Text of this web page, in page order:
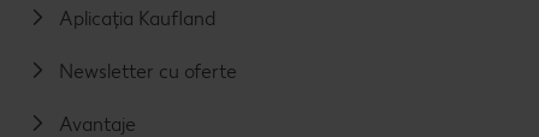
Aplicația Kaufland
Newsletter cu oferte
Avantaje